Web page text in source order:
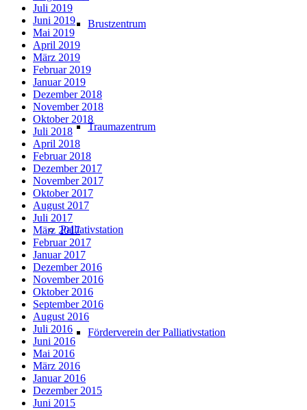
Brustzentrum
Traumazentrum
Palliativstation
Förderverein der Palliativstation
Juli 2019
Juni 2019
Mai 2019
April 2019
März 2019
Februar 2019
Januar 2019
Dezember 2018
November 2018
Oktober 2018
Juli 2018
April 2018
Februar 2018
Dezember 2017
November 2017
Oktober 2017
August 2017
Juli 2017
März 2017
Februar 2017
Januar 2017
Dezember 2016
November 2016
Oktober 2016
September 2016
August 2016
Juli 2016
Juni 2016
Mai 2016
März 2016
Januar 2016
Dezember 2015
Juni 2015